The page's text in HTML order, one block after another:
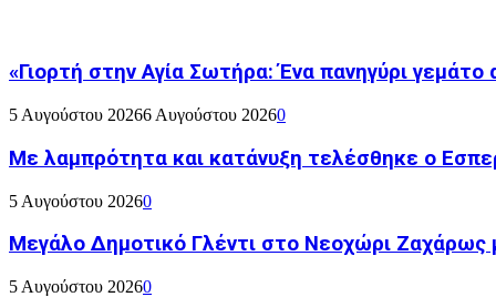
«Γιορτή στην Αγία Σωτήρα: Ένα πανηγύρι γεμάτο
5 Αυγούστου 20266 Αυγούστου 20260
Με λαμπρότητα και κατάνυξη τελέσθηκε ο
5 Αυγούστου 20260
Μεγάλο Δημοτικό Γλέντι στο Νεοχώρι Ζαχάρως
5 Αυγούστου 20260